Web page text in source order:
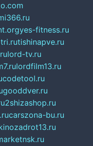
yes-fitness.ru
tishinapve.ru
lord-tv.ru
lordfilm13.ru
codetool.ru
gooddver.ru
2shizashop.ru
carszona-bu.ru